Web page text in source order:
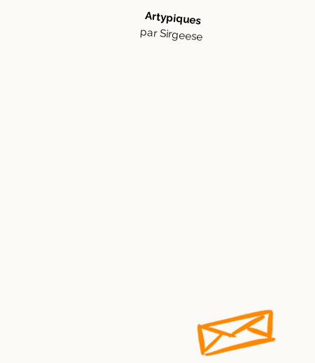
Artypiques
par Sirgeese